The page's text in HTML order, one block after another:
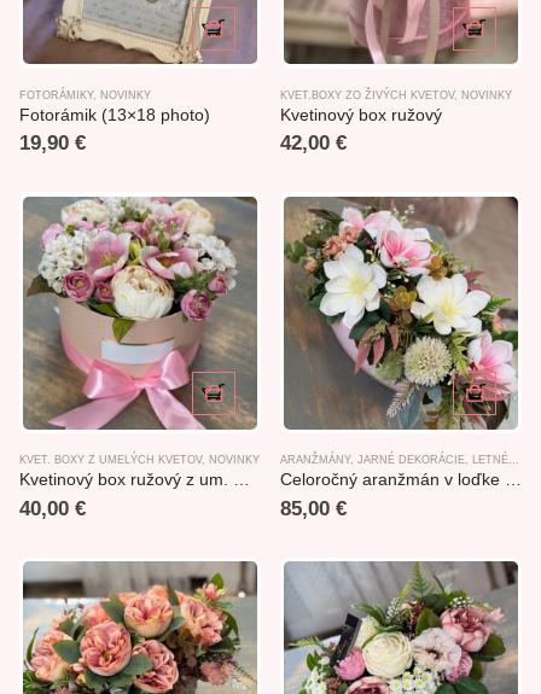
FOTORÁMIKY, NOVINKY
Fotorámik (13×18 photo)
19,90 €
KVET.BOXY ZO ŽIVÝCH KVETOV, NOVINKY
Kvetinový box ružový
42,00 €
KVET. BOXY Z UMELÝCH KVETOV, NOVINKY
Kvetinový box ružový z um. miešaných kvetov 30x29x25cm
40,00 €
ARANŽMÁNY, JARNÉ DEKORÁCIE, LETNÉ DEKORÁCIE
Celoročný aranžmán v loďke 55x45x26cm
85,00 €